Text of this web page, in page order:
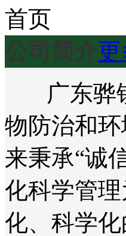
首页
公司简介更
广东骅锐
物防治和
来秉承“诚
化科学管
化、科学